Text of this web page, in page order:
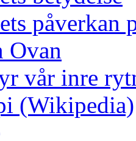
påverkan
Ovan
vår inre
(Wikipedia)